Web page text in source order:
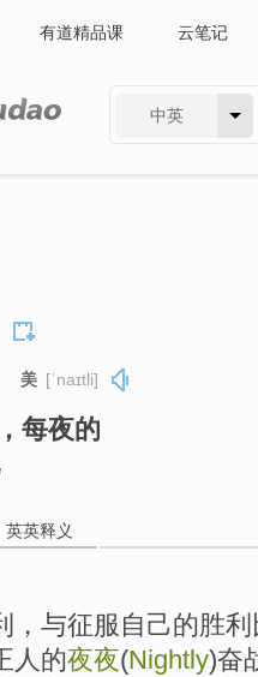
有道精品课 云笔记
中英
美 [ˈnaɪtli]
每夜的
英英释义
，与征服自己的胜
人的夜夜(Nightly)奋